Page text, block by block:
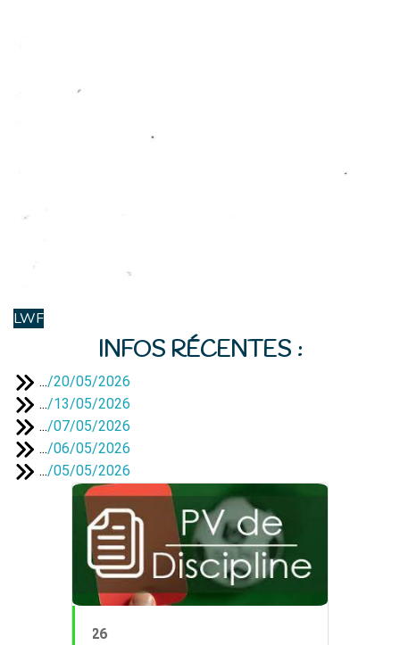
LWF
INFOS RÉCENTES :
.../20/05/2026
.../13/05/2026
/07/05/2026
/06/05/2026
/05/05/2026